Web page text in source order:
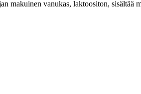
vanukas, laktoositon, sisältää